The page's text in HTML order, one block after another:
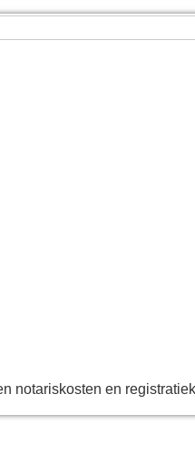
notariskosten en